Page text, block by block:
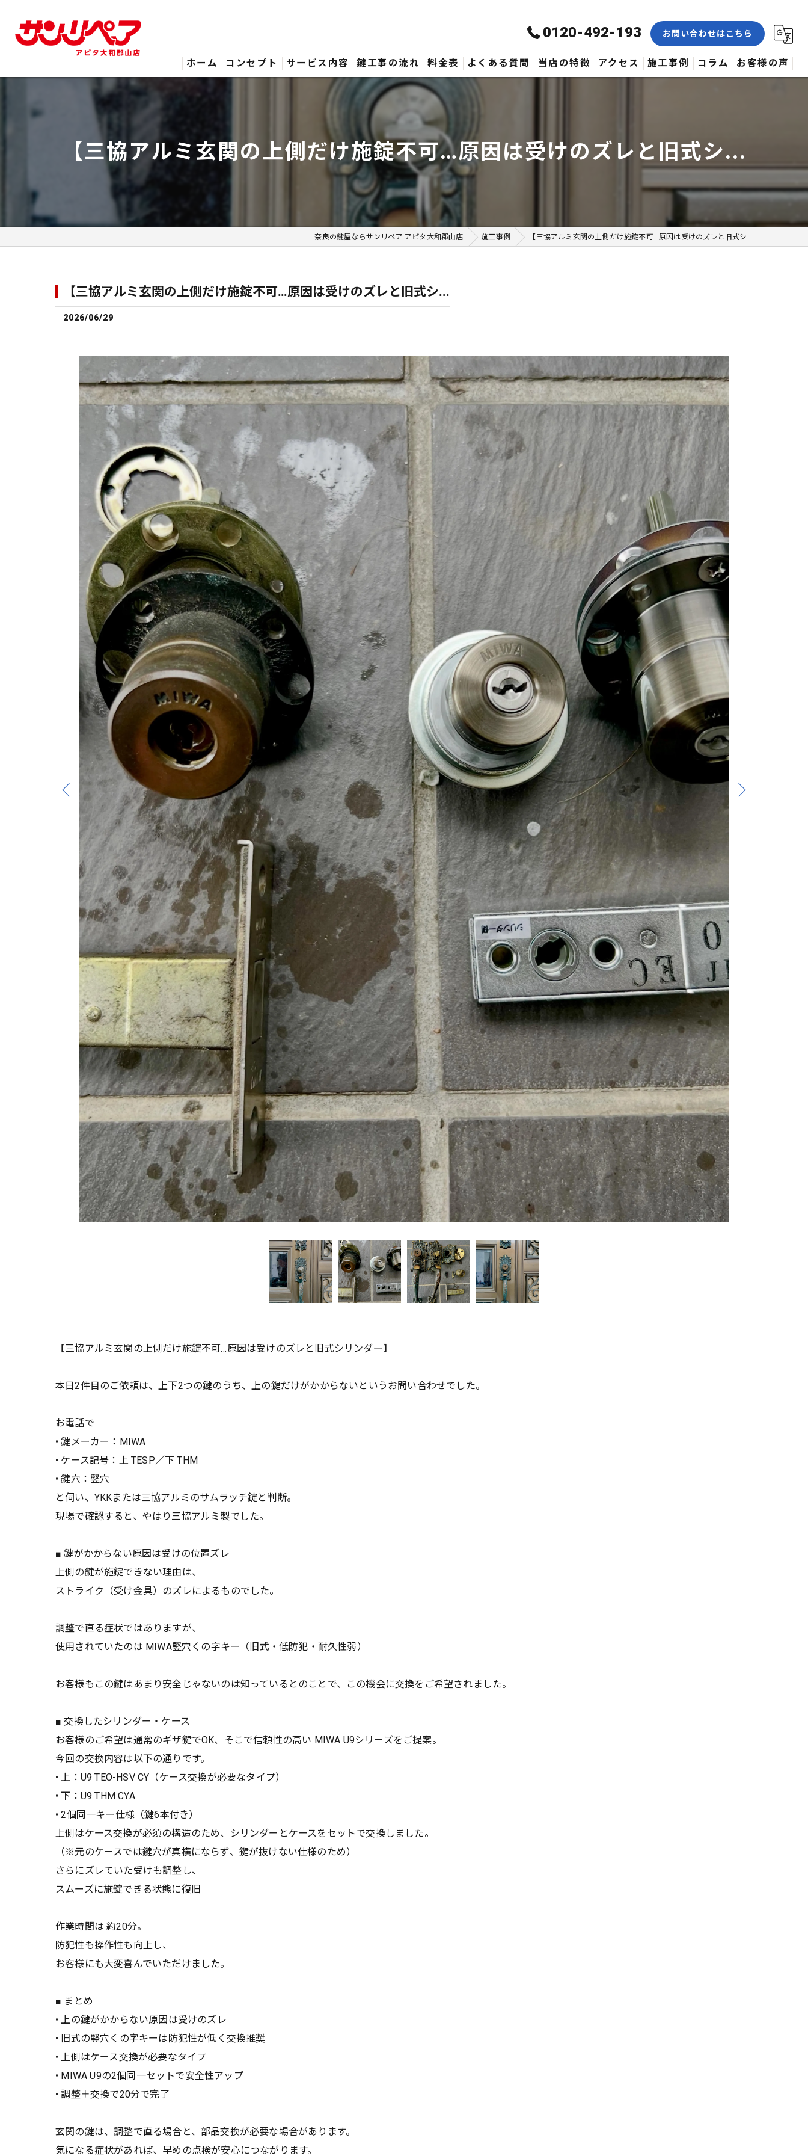
0120-492-193 お問い合わせはこちら
ホーム コンセプト サービス内容 鍵工事の流れ 料金表 よくある質問 当店の特徴
交換
アクセス 施工事例 コラム お客様の声
【三協アルミ玄関の上側だけ施錠不可…原因は受けのズレと旧式シ...
奈良の鍵屋ならサンリペア アピタ大和郡山店 施工事例 【三協アルミ玄関の上側だけ施錠不可…原因は受けのズレと旧式シ...
【三協アルミ玄関の上側だけ施錠不可…原因は受けのズレと旧式シ...
2026/06/29
【三協アルミ玄関の上側だけ施錠不可…原因は受けのズレと旧式シリンダー】
本日2件目のご依頼は、上下2つの鍵のうち、上の鍵だけがかからないというお問い合わせでした。
お電話で
• 鍵メーカー：MIWA
• ケース記号：上 TESP／下 THM
• 鍵穴：竪穴
と伺い、YKKまたは三協アルミのサムラッチ錠と判断。
現場で確認すると、やはり三協アルミ製でした。
■ 鍵がかからない原因は受けの位置ズレ
上側の鍵が施錠できない理由は、
ストライク（受け金具）のズレによるものでした。
調整で直る症状ではありますが、
使用されていたのは MIWA竪穴くの字キー（旧式・低防犯・耐久性弱）
お客様もこの鍵はあまり安全じゃないのは知っているとのことで、この機会に交換をご希望されました。
■ 交換したシリンダー・ケース
お客様のご希望は通常のギザ鍵でOK、そこで信頼性の高い MIWA U9シリーズをご提案。
今回の交換内容は以下の通りです。
• 上：U9 TEO-HSV CY（ケース交換が必要なタイプ）
• 下：U9 THM CYA
• 2個同一キー仕様（鍵6本付き）
上側はケース交換が必須の構造のため、シリンダーとケースをセットで交換しました。
（※元のケースでは鍵穴が真横にならず、鍵が抜けない仕様のため）
さらにズレていた受けも調整し、
スムーズに施錠できる状態に復旧
作業時間は 約20分。
防犯性も操作性も向上し、
お客様にも大変喜んでいただけました。
■ まとめ
• 上の鍵がかからない原因は受けのズレ
• 旧式の竪穴くの字キーは防犯性が低く交換推奨
• 上側はケース交換が必要なタイプ
• MIWA U9の2個同一セットで安全性アップ
• 調整＋交換で20分で完了
玄関の鍵は、調整で直る場合と、部品交換が必要な場合があります。
気になる症状があれば、早めの点検が安心につながります。